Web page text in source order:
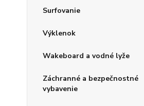
Surfovanie
Výklenok
Wakeboard a vodné lyže
Záchranné a bezpečnostné
vybavenie